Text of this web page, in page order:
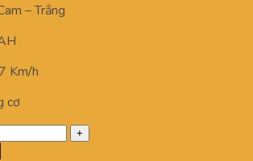
– Trắng
Km/h
cơ